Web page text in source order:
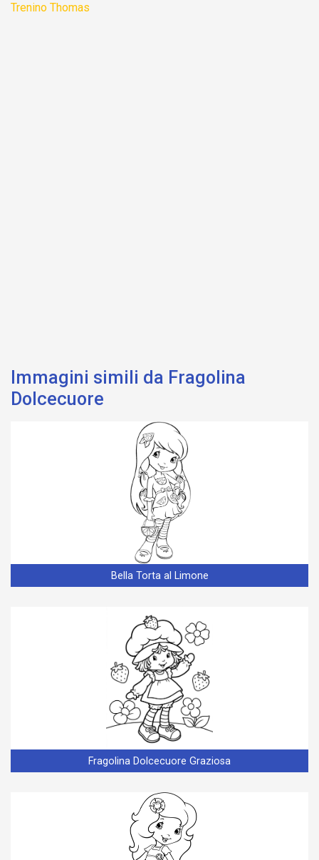
Trenino Thomas
Immagini simili da Fragolina
Dolcecuore
Bella Torta al Limone
Fragolina Dolcecuore Graziosa